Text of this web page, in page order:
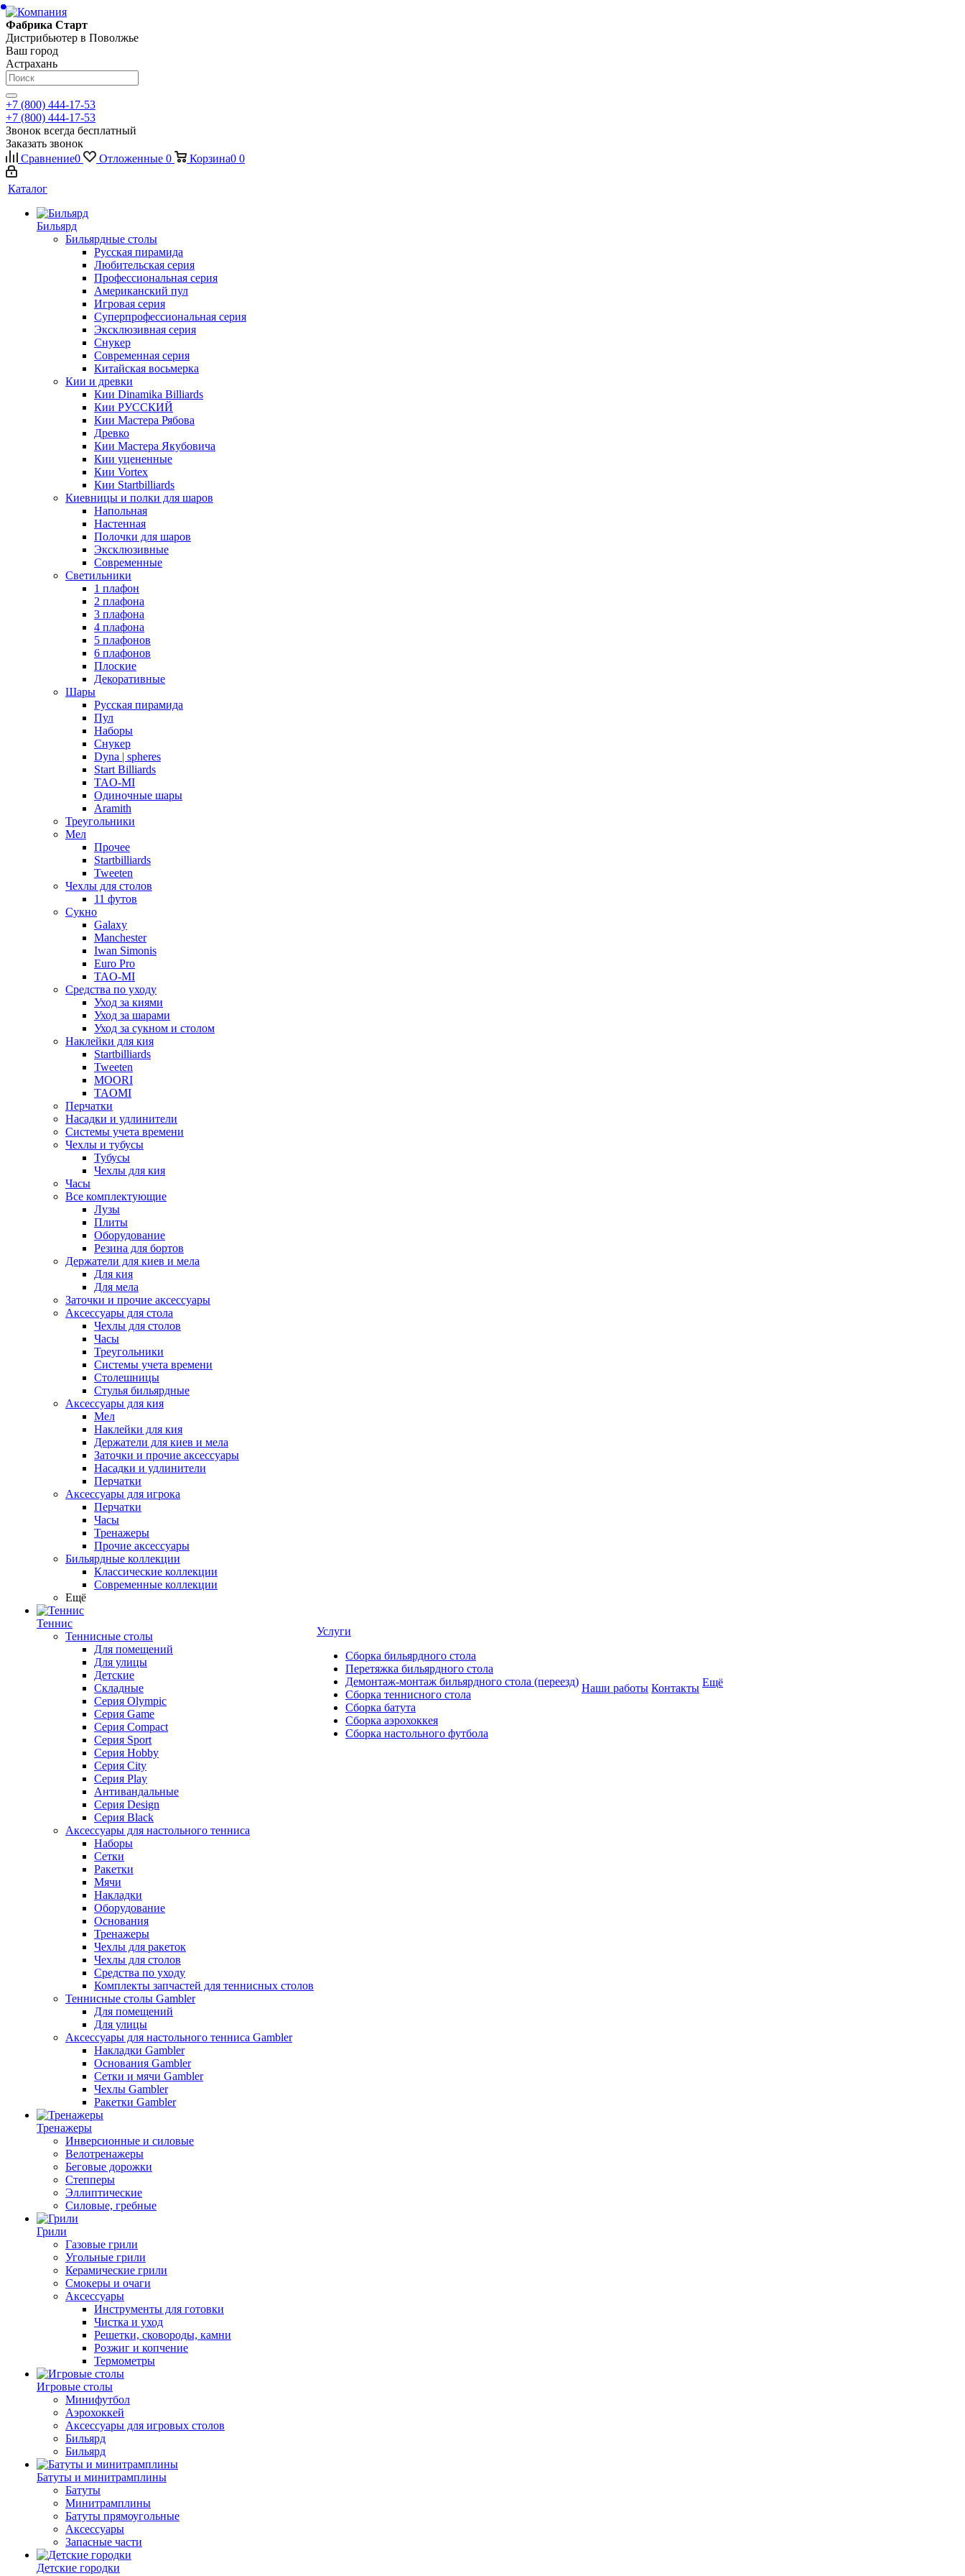
Фабрика Старт
Дистрибьютер в Поволжье
Ваш город
Астрахань
+7 (800) 444-17-53
+7 (800) 444-17-53
Звонок всегда бесплатный
Заказать звонок
Сравнение0 Отложенные 0 Корзина0 0
Каталог
Бильярд
Бильярдные столы
Русская пирамида
Любительская серия
Профессиональная серия
Американский пул
Игровая серия
Суперпрофессиональная серия
Эксклюзивная серия
Снукер
Современная серия
Китайская восьмерка
Кии и древки
Кии Dinamika Billiards
Кии РУССКИЙ
Кии Мастера Рябова
Древко
Кии Мастера Якубовича
Кии уцененные
Кии Vortex
Кии Startbilliards
Киевницы и полки для шаров
Напольная
Настенная
Полочки для шаров
Эксклюзивные
Современные
Светильники
1 плафон
2 плафона
3 плафона
4 плафона
5 плафонов
6 плафонов
Плоские
Декоративные
Шары
Русская пирамида
Пул
Наборы
Снукер
Dyna | spheres
Start Billiards
TAO-MI
Одиночные шары
Aramith
Треугольники
Мел
Прочее
Startbilliards
Tweeten
Чехлы для столов
11 футов
Сукно
Galaxy
Manchester
Iwan Simonis
Euro Pro
TAO-MI
Средства по уходу
Уход за киями
Уход за шарами
Уход за сукном и столом
Наклейки для кия
Startbilliards
Tweeten
MOORI
TAOMI
Перчатки
Насадки и удлинители
Системы учета времени
Чехлы и тубусы
Тубусы
Чехлы для кия
Часы
Все комплектующие
Лузы
Плиты
Оборудование
Резина для бортов
Держатели для киев и мела
Для кия
Для мела
Заточки и прочие аксессуары
Аксессуары для стола
Чехлы для столов
Часы
Треугольники
Системы учета времени
Столешницы
Стулья бильярдные
Аксессуары для кия
Мел
Наклейки для кия
Держатели для киев и мела
Заточки и прочие аксессуары
Насадки и удлинители
Перчатки
Аксессуары для игрока
Перчатки
Часы
Тренажеры
Прочие аксессуары
Бильярдные коллекции
Классические коллекции
Современные коллекции
Ещё
Теннис
Теннисные столы
Для помещений
Для улицы
Детские
Складные
Серия Olympic
Серия Game
Серия Compact
Серия Sport
Серия Hobby
Серия City
Серия Play
Антивандальные
Серия Design
Серия Black
Аксессуары для настольного тенниса
Наборы
Сетки
Ракетки
Мячи
Накладки
Оборудование
Основания
Тренажеры
Чехлы для ракеток
Чехлы для столов
Средства по уходу
Комплекты запчастей для теннисных столов
Теннисные столы Gambler
Для помещений
Для улицы
Аксессуары для настольного тенниса Gambler
Накладки Gambler
Основания Gambler
Сетки и мячи Gambler
Чехлы Gambler
Ракетки Gambler
Тренажеры
Инверсионные и силовые
Велотренажеры
Беговые дорожки
Степперы
Эллиптические
Силовые, гребные
Грили
Газовые грили
Угольные грили
Керамические грили
Смокеры и очаги
Аксессуары
Инструменты для готовки
Чистка и уход
Решетки, сковороды, камни
Розжиг и копчение
Термометры
Игровые столы
Минифутбол
Аэрохоккей
Аксессуары для игровых столов
Бильяpд
Бильяpд
Батуты и минитрамплины
Батуты
Минитрамплины
Батуты прямоугольные
Аксессуары
Запасные части
Детские городки
Услуги
Сборка бильярдного стола
Перетяжка бильярдного стола
Демонтаж-монтаж бильярдного стола (переезд)
Сборка теннисного стола
Сборка батута
Сборка аэрохоккея
Сборка настольного футбола
Наши работы Контакты Ещё